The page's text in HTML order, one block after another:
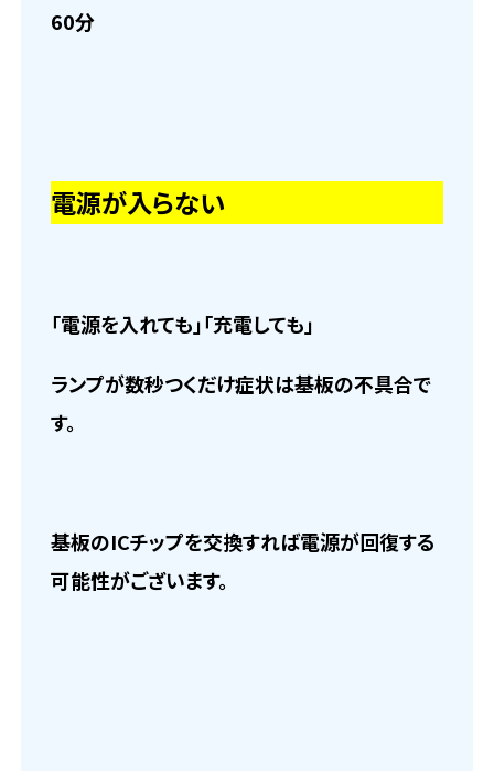
60分
電源が入らない
「電源を入れても」「充電しても」
ランプが数秒つくだけ症状は基板の不具合で
す。
基板のICチップを交換すれば電源が回復する
可能性がございます。